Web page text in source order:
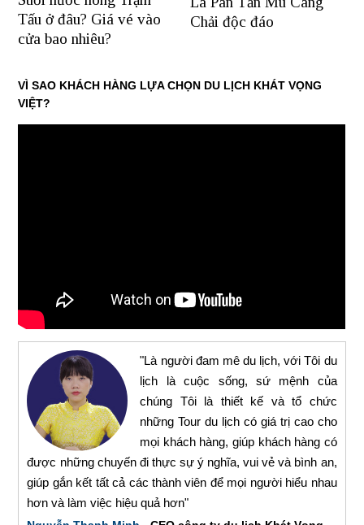
Tấu ở đâu? Giá vé vào
cửa bao nhiêu?
Chải độc đáo
VÌ SAO KHÁCH HÀNG LỰA CHỌN DU LỊCH KHÁT VỌNG
VIỆT?
"Là người đam mê du lịch, với Tôi du
lịch là cuộc sống, sứ mệnh của
chúng Tôi là thiết kế và tổ chức
những Tour du lịch có giá trị cao cho
mọi khách hàng, giúp khách hàng có
được những chuyến đi thực sự ý nghĩa, vui vẻ và bình an,
giúp gắn kết tất cả các thành viên để mọi người hiểu nhau
hơn và làm việc hiệu quả hơn"